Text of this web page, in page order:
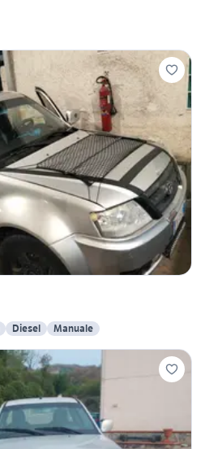
Diesel Manuale